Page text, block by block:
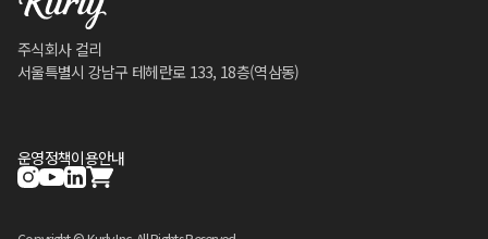
주식회사 컬리
서울특별시 강남구 테헤란로 133, 18층(역삼동)
운영정책이용안내